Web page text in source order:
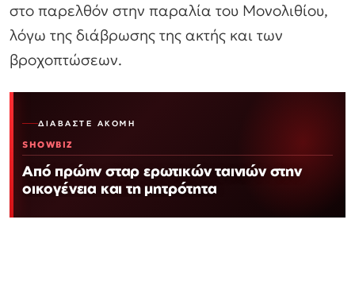
στο παρελθόν στην παραλία του Μονολιθίου,
λόγω της διάβρωσης της ακτής και των
βροχοπτώσεων.
ΔΙΑΒΆΣΤΕ ΑΚΌΜΗ
SHOWBIZ
Από πρώην σταρ ερωτικών ταινιών στην
οικογένεια και τη μητρότητα